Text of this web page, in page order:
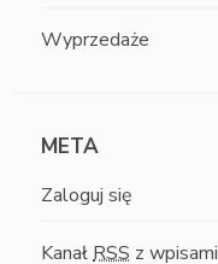
Wyprzedaże
META
Zaloguj się
KanałRSS z wpisami